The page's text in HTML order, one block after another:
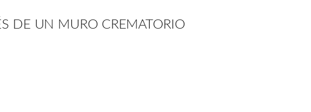
DE UN MURO CREMATORIO